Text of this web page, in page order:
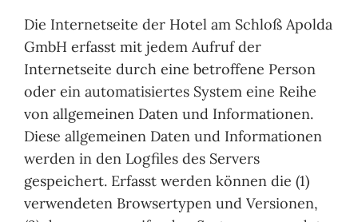
Die Internetseite der Hotel am Schloß Apolda
GmbH erfasst mit jedem Aufruf der
Internetseite durch eine betroffene Person
oder ein automatisiertes System eine Reihe
von allgemeinen Daten und Informationen.
Diese allgemeinen Daten und Informationen
werden in den Logfiles des Servers
gespeichert. Erfasst werden können die (1)
verwendeten Browsertypen und Versionen,